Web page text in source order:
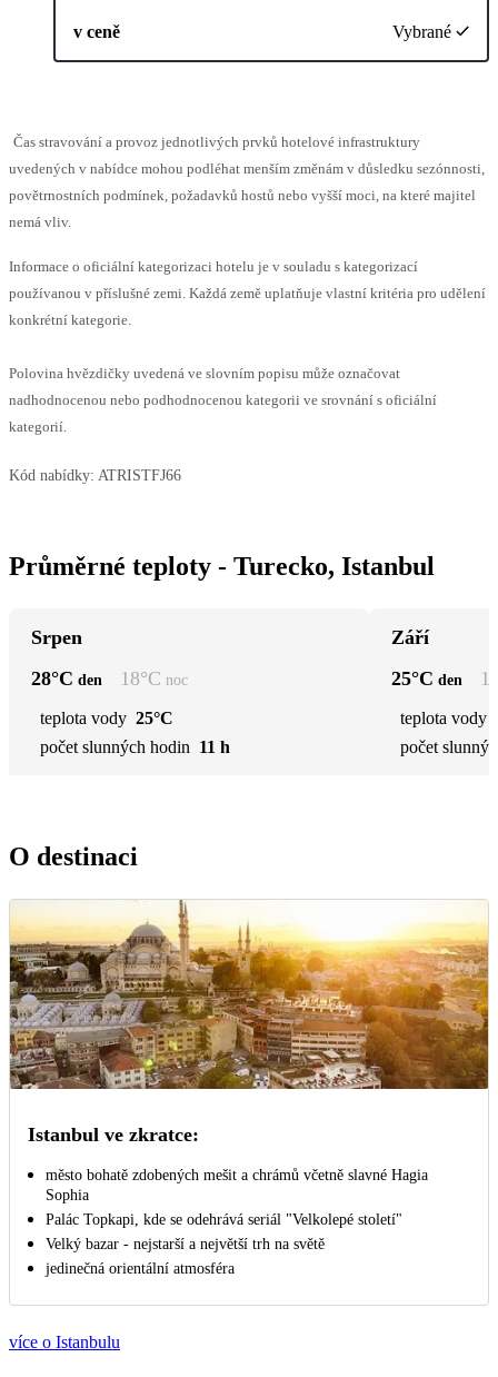
v ceně Vybrané
Čas stravování a provoz jednotlivých prvků hotelové infrastruktury
uvedených v nabídce mohou podléhat menším změnám v důsledku sezónnosti,
povětrnostních podmínek, požadavků hostů nebo vyšší moci, na které majitel
nemá vliv.
Informace o oficiální kategorizaci hotelu je v souladu s kategorizací
používanou v příslušné zemi. Každá země uplatňuje vlastní kritéria pro udělení
konkrétní kategorie.
Polovina hvězdičky uvedená ve slovním popisu může označovat
nadhodnocenou nebo podhodnocenou kategorii ve srovnání s oficiální
kategorií.
Kód nabídky: ATRISTFJ66
Průměrné teploty - Turecko, Istanbul
Srpen
28°C den 18°C noc
teplota vody 25°C
počet slunných hodin 11 h
Září
25°C den
teplota vody
počet
O destinaci
Istanbul ve zkratce:
město bohatě zdobených mešit a chrámů včetně slavné Hagia
Sophia
Palác Topkapi, kde se odehrává seriál "Velkolepé století"
Velký bazar - nejstarší a největší trh na světě
jedinečná orientální atmosféra
více o Istanbulu